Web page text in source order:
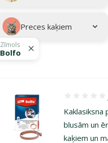
Preces kaķiem
Zīmols
Bolfo
Kaklasiksna
blusām un
kaķiem un